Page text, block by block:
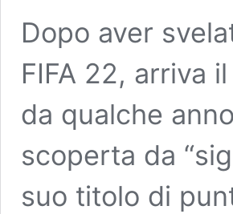
Dopo aver
FIFA 22, arriva
da qualche
scoperta da
suo titolo di